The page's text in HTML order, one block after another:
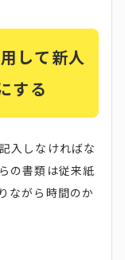
して新人
する
入しなければな
の書類は従来紙
ながら時間のか